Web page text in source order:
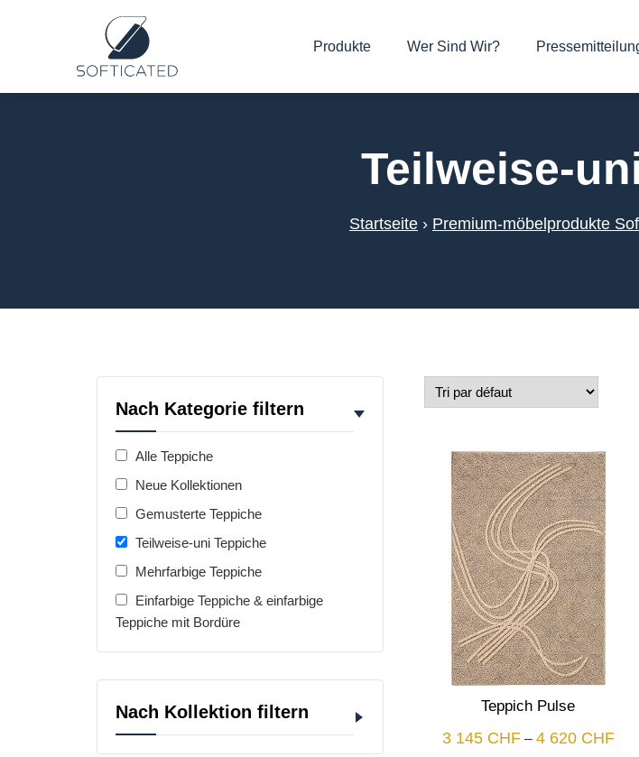
Produkte Wer Sind Wir?
Teilweise-
Startseite › Premium-möbelprodukte
Nach Kategorie filtern
Alle Teppiche
Neue Kollektionen
Gemusterte Teppiche
Teilweise-uni Teppiche
Mehrfarbige Teppiche
Einfarbige Teppiche & einfarbige
Teppiche mit Bordüre
Nach Kollektion filtern Teppich Pulse
3 145 CHF – 4 620 CHF